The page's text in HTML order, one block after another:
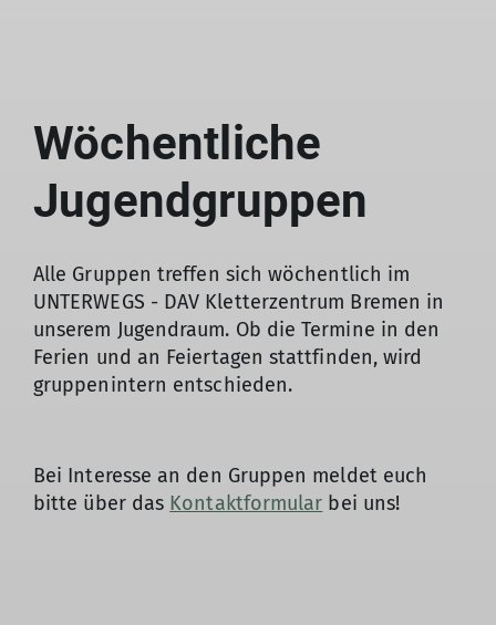
Wöchentliche
Jugendgruppen
Alle Gruppen treffen sich wöchentlich im
UNTERWEGS - DAV Kletterzentrum Bremen in
unserem Jugendraum. Ob die Termine in den
Ferien und an Feiertagen stattfinden, wird
gruppenintern entschieden.
Bei Interesse an den Gruppen meldet euch
bitte über das Kontaktformular bei uns!